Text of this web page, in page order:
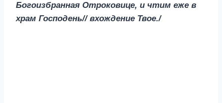
Богоизбранная Отроковице, и чтим еже в
храм Господень// вхождение Твое./